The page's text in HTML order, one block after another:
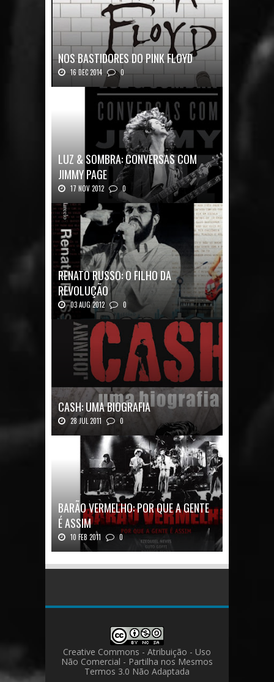
NOS BASTIDORES DO PINK FLOYD
16 DEC 2014 0
Nos Bastidores do Pink Floyd Autor: Mark B...
LUZ & SOMBRA: CONVERSAS COM
JIMMY PAGE
17 NOV 2012 0
Luz & Sombra: Conversas com Jimmy Pag...
RENATO RUSSO: O FILHO DA
REVOLUÇÃO
03 AUG 2012 0
Renato Russo: O Filho da Revolução Autor: Car...
CASH: UMA BIOGRAFIA
28 JUL 2011 0
Quadrinhos alemães contam a história de um
BARÃO VERMELHO: POR QUE A GENTE
É ASSIM
10 FEB 2011 0
Barão Vermelho: Por que a Gente é
Creative Commons - Atribuição - Uso
Não Comercial - Partilha nos Mesmos
Termos 3.0 Não Adaptada